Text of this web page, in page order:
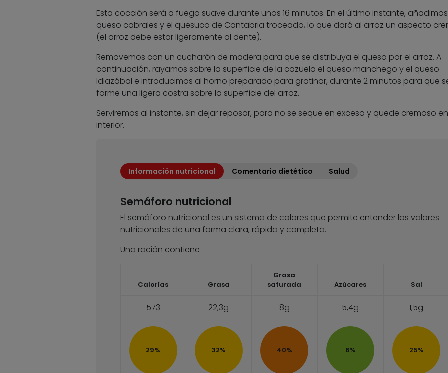
Esta cocción será a fuego suave durante unos 16 minutos. En el último instante,
queso cabrales y el quesuco de Cantabria troceado, lo que dará al arroz un aspecto
(el arroz debe estar ligeramente al dente).
Removemos con un cucharón de madera para que se distribuya el queso por el arroz. A
continuación, rayamos sobre la superficie de la cazuela el queso manchego y el queso
Idiazábal e introducimos al horno preparado para gratinar, durante 2 minutos para que
forme una ligera costra sobre la superficie del arroz.
Serviremos al instante, sin dejar reposar, para no se seque en exceso y quede cremoso
interior.
Información nutricional Comentario dietético Salud
Semáforo nutricional
El semáforo nutricional es un sistema de colores que permite entender los valores
nutricionales de una forma clara, rápida y completa.
Una ración contiene
Calorías Grasa
Grasa
saturada
Azúcares Sal
573 22,3g 8g 5,4g 1,5g
29% 32% 40% 6% 25%